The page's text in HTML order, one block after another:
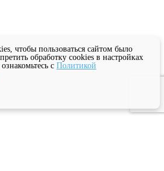
чтобы пользоваться сайтом было
обработку cookies в настройках
с Политикой